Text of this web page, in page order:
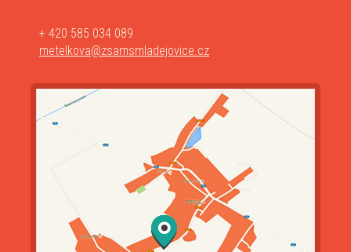
+ 420 585 034 089
metelkova@zsamsmladejovice.cz